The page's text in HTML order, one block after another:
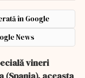
în Google
News
vineri
(Spania), aceasta